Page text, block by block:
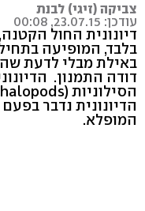
צביקה (זיגי) לבנת
עודכן: 23.07.15, 00:08
דיונונית החול
בלבד, המופיעה
באילת מבלי לדעת
דודה התמנון.
הדיונונית נדבר
המופלא.